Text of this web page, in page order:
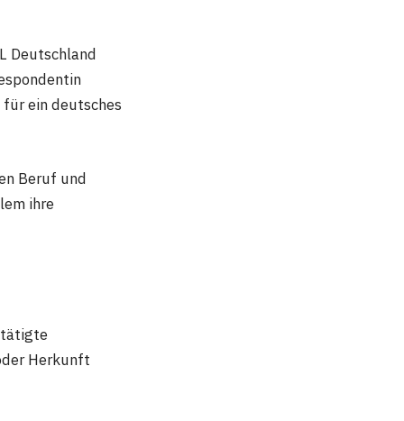
Deutschland
ein deutsches
Beruf und
ihre
Herkunft